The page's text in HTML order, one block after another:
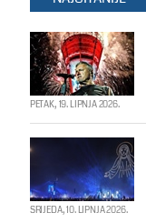
PETAK, 19. LIPNJA 2026.
SRIJEDA, 10. LIPNJA 2026.